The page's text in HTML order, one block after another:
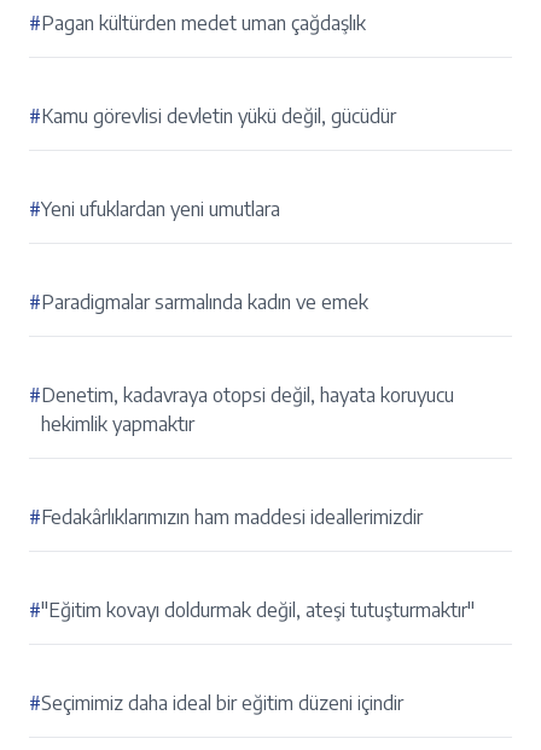
#Pagan kültürden medet uman çağdaşlık
#Kamu görevlisi devletin yükü değil, gücüdür
#Yeni ufuklardan yeni umutlara
#Paradigmalar sarmalında kadın ve emek
#Denetim, kadavraya otopsi değil, hayata koruyucu
hekimlik yapmaktır
#Fedakârlıklarımızın ham maddesi ideallerimizdir
#"Eğitim kovayı doldurmak değil, ateşi tutuşturmaktır"
#Seçimimiz daha ideal bir eğitim düzeni içindir